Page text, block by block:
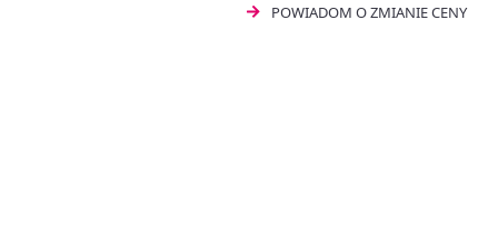
POWIADOM O ZMIANIE CENY